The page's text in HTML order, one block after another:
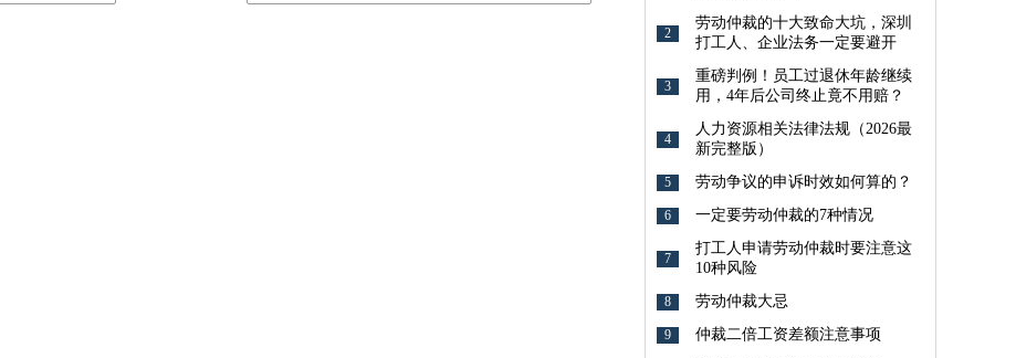
2
劳动仲裁的十大致命大坑，深圳
打工人、企业法务一定要避开
3
重磅判例！员工过退休年龄继续
用，4年后公司终止竟不用赔？
4
人力资源相关法律法规（2026最
新完整版）
5 劳动争议的申诉时效如何算的？
6 一定要劳动仲裁的7种情况
7
打工人申请劳动仲裁时要注意这
10种风险
8 劳动仲裁大忌
9 仲裁二倍工资差额注意事项